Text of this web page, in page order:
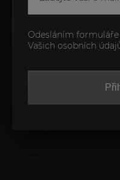
Odesláním
Vašich osobních